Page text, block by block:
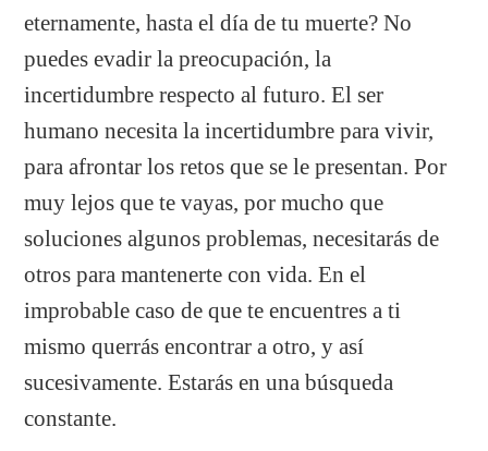
eternamente, hasta el día de tu muerte? No
puedes evadir la preocupación, la
incertidumbre respecto al futuro. El ser
humano necesita la incertidumbre para vivir,
para afrontar los retos que se le presentan. Por
muy lejos que te vayas, por mucho que
soluciones algunos problemas, necesitarás de
otros para mantenerte con vida. En el
improbable caso de que te encuentres a ti
mismo querrás encontrar a otro, y así
sucesivamente. Estarás en una búsqueda
constante.